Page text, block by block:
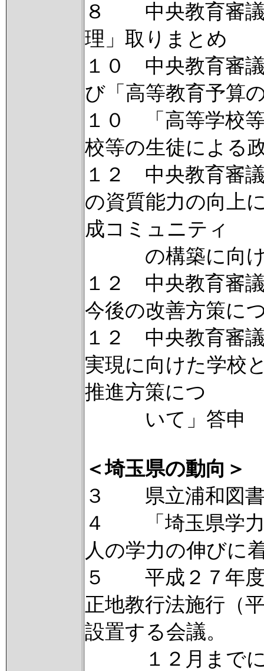
８ 中央教育審議
理」取りまとめ
１０ 中央教育審
び「高等教育予算
１０ 「高等学校
校等の生徒による
１２ 中央教育審
の資質能力の向上
成コミュニティ
の構築に向け
１２ 中央教育審
今後の改善方策に
１２ 中央教育審
実現に向けた学校
推進方策につ
いて」答申
＜埼玉県の動向＞
３ 県立浦和図書
４ 「埼玉県学力
人の学力の伸びに
５ 平成２７年度
正地教行法施行（
設置する会議。
１２月までに